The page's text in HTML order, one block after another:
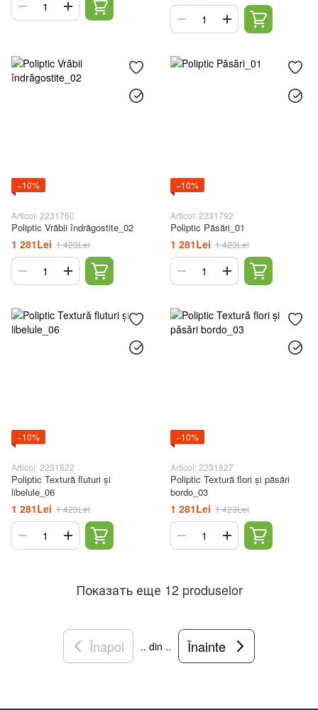
−10%
Articol: 2231760
Poliptic Vrăbii îndrăgostite_02
1 281Lei 1 423Lei
−10%
Articol: 2231792
Poliptic Păsări_01
1 281Lei 1 423Lei
−10%
Articol: 2231822
Poliptic Textură fluturi și
libelule_06
1 281Lei 1 423Lei
−10%
Articol: 2231827
Poliptic Textură flori și păsări
bordo_03
1 281Lei 1 423Lei
Показать еще 12 produselor
Înapoi .. din .. Înainte